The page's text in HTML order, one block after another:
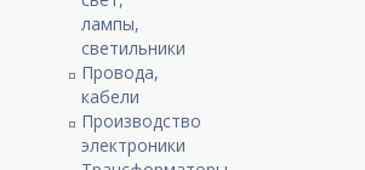
лампы,
светильники
Провода,
кабели
Производство
электроники